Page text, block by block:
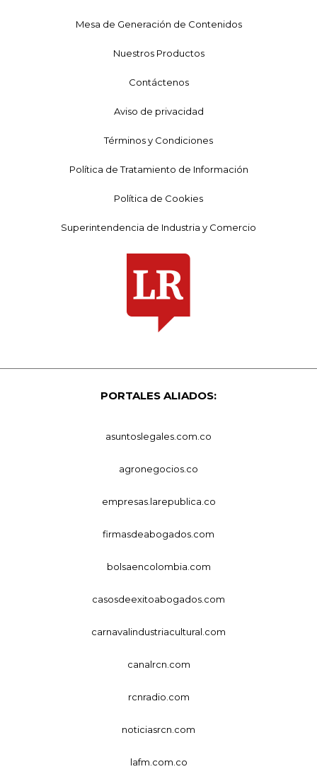
Mesa de Generación de Contenidos
Nuestros Productos
Contáctenos
Aviso de privacidad
Términos y Condiciones
Política de Tratamiento de Información
Política de Cookies
Superintendencia de Industria y Comercio
PORTALES ALIADOS:
asuntoslegales.com.co
agronegocios.co
empresas.larepublica.co
firmasdeabogados.com
bolsaencolombia.com
casosdeexitoabogados.com
carnavalindustriacultural.com
canalrcn.com
rcnradio.com
noticiasrcn.com
lafm.com.co